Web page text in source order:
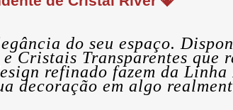
do seu espaço.
Cristais Transparentes que
refinado fazem da
decoração em algo